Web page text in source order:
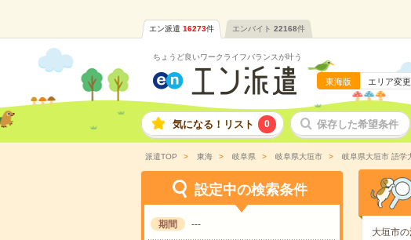
エン派遣 16273件 エンバイト 22168件
ちょうど良いワークライフバランスが叶う
東海版 エリア変更
気になる！リスト 0 保存した希望条件
派遣TOP 東海 岐阜県 岐阜県大垣市 岐阜県大垣市 語学
設定中の検索条件
期間 ---
大垣市の